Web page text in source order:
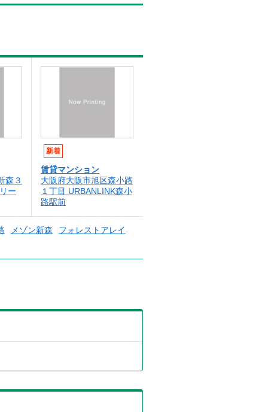
森３
ー
新着
賃貸マンション
大阪府大阪市旭区森小路
１丁目 URBANLINK森小
路駅前
メゾン新森 フォレストアレイ